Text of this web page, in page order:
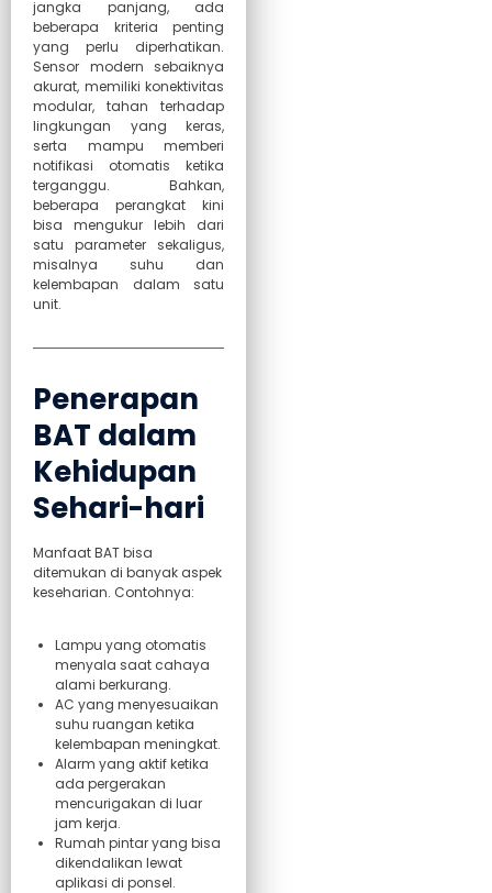
jangka panjang, ada
beberapa kriteria penting
yang perlu diperhatikan.
Sensor modern sebaiknya
akurat, memiliki konektivitas
modular, tahan terhadap
lingkungan yang keras,
serta mampu memberi
notifikasi otomatis ketika
terganggu. Bahkan,
beberapa perangkat kini
bisa mengukur lebih dari
satu parameter sekaligus,
misalnya suhu dan
kelembapan dalam satu
unit.
Penerapan
BAT dalam
Kehidupan
Sehari-hari
Manfaat BAT bisa
ditemukan di banyak aspek
keseharian. Contohnya:
Lampu yang otomatis
menyala saat cahaya
alami berkurang.
AC yang menyesuaikan
suhu ruangan ketika
kelembapan meningkat.
Alarm yang aktif ketika
ada pergerakan
mencurigakan di luar
jam kerja.
Rumah pintar yang bisa
dikendalikan lewat
aplikasi di ponsel.